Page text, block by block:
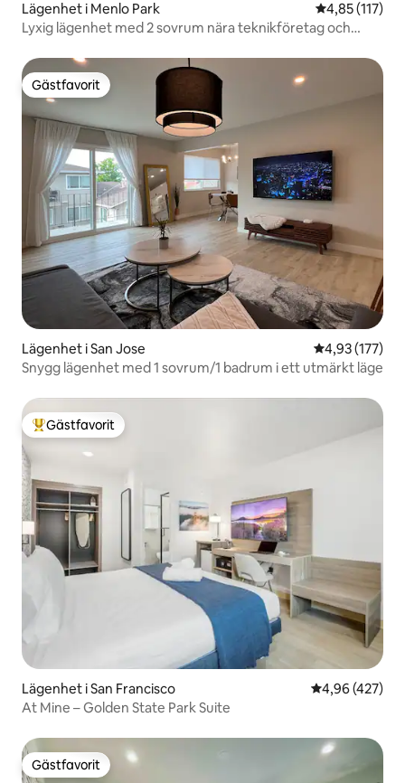
Lägenhet i Menlo Park 4,85 av 5 i
4,85 (117)
Lyxig lägenhet med 2 sovrum nära teknikföretag och
Gästfavorit
Gästfavorit
Lägenhet i San Jose 4,93 av 5 i
4,93 (177)
Snygg lägenhet med 1 sovrum/1 badrum i ett utmärkt läge
Populär gästfavorit
Gästfavorit
Lägenhet i San Francisco 4,96 av 5 i
4,96 (427)
At Mine – Golden State Park Suite
Gästfavorit
Gästfavorit